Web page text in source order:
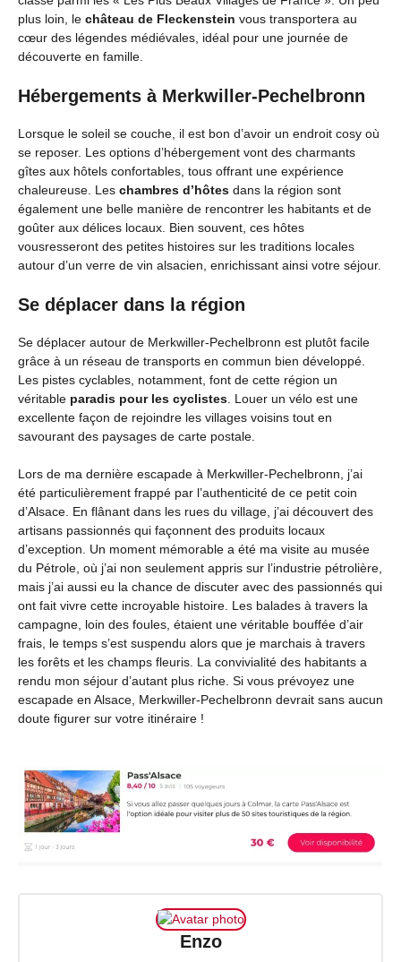
plus loin, le château de Fleckenstein vous transportera au
cœur des légendes médiévales, idéal pour une journée de
découverte en famille.
Hébergements à Merkwiller-Pechelbronn
Lorsque le soleil se couche, il est bon d’avoir un endroit cosy où
se reposer. Les options d’hébergement vont des charmants
gîtes aux hôtels confortables, tous offrant une expérience
chaleureuse. Les chambres d’hôtes dans la région sont
également une belle manière de rencontrer les habitants et de
goûter aux délices locaux. Bien souvent, ces hôtes
vousresseront des petites histoires sur les traditions locales
autour d’un verre de vin alsacien, enrichissant ainsi votre séjour.
Se déplacer dans la région
Se déplacer autour de Merkwiller-Pechelbronn est plutôt facile
grâce à un réseau de transports en commun bien développé.
Les pistes cyclables, notamment, font de cette région un
véritable paradis pour les cyclistes . Louer un vélo est une
excellente façon de rejoindre les villages voisins tout en
savourant des paysages de carte postale.
Lors de ma dernière escapade à Merkwiller-Pechelbronn, j’ai
été particulièrement frappé par l’authenticité de ce petit coin
d’Alsace. En flânant dans les rues du village, j’ai découvert des
artisans passionnés qui façonnent des produits locaux
d’exception. Un moment mémorable a été ma visite au musée
du Pétrole, où j’ai non seulement appris sur l’industrie pétrolière,
mais j’ai aussi eu la chance de discuter avec des passionnés qui
ont fait vivre cette incroyable histoire. Les balades à travers la
campagne, loin des foules, étaient une véritable bouffée d’air
frais, le temps s’est suspendu alors que je marchais à travers
les forêts et les champs fleuris. La convivialité des habitants a
rendu mon séjour d’autant plus riche. Si vous prévoyez une
escapade en Alsace, Merkwiller-Pechelbronn devrait sans aucun
doute figurer sur votre itinéraire !
Enzo